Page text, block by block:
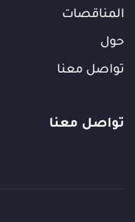
المناقصات
حول
تواصل معنا
تواصل معنا